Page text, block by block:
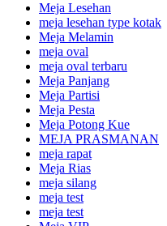
Meja Lesehan
meja lesehan type kotak
Meja Melamin
meja oval
meja oval terbaru
Meja Panjang
Meja Partisi
Meja Pesta
Meja Potong Kue
MEJA PRASMANAN
meja rapat
Meja Rias
meja silang
meja test
meja test